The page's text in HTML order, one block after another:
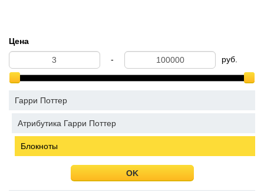
Цена
-
руб.
Гарри Поттер
Атрибутика Гарри Поттер
Блокноты
OK